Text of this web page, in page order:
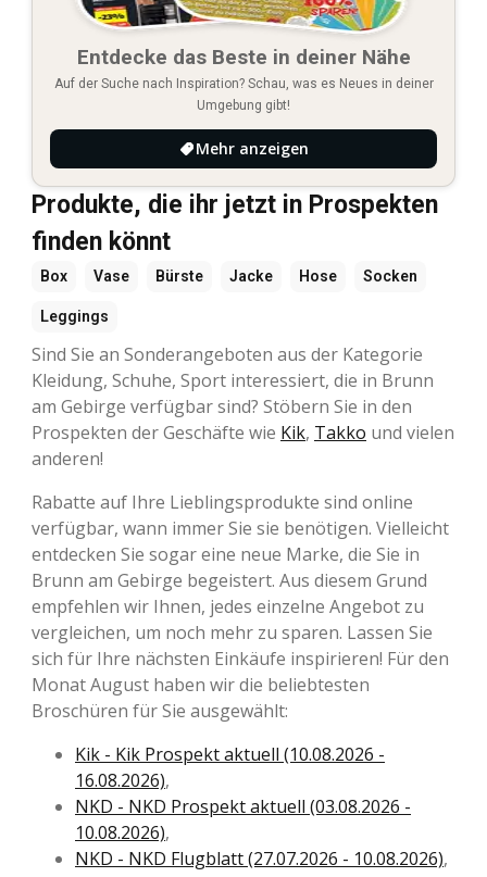
Entdecke das Beste in deiner Nähe
Auf der Suche nach Inspiration? Schau, was es Neues in deiner
Umgebung gibt!
Mehr anzeigen
Produkte, die ihr jetzt in Prospekten
finden könnt
Box Vase Bürste Jacke Hose Socken
Leggings
Sind Sie an Sonderangeboten aus der Kategorie
Kleidung, Schuhe, Sport interessiert, die in Brunn
am Gebirge verfügbar sind? Stöbern Sie in den
Prospekten der Geschäfte wie Kik, Takko und vielen
anderen!
Rabatte auf Ihre Lieblingsprodukte sind online
verfügbar, wann immer Sie sie benötigen. Vielleicht
entdecken Sie sogar eine neue Marke, die Sie in
Brunn am Gebirge begeistert. Aus diesem Grund
empfehlen wir Ihnen, jedes einzelne Angebot zu
vergleichen, um noch mehr zu sparen. Lassen Sie
sich für Ihre nächsten Einkäufe inspirieren! Für den
Monat August haben wir die beliebtesten
Broschüren für Sie ausgewählt:
Kik - Kik Prospekt aktuell (10.08.2026 -
16.08.2026),
NKD - NKD Prospekt aktuell (03.08.2026 -
10.08.2026),
NKD - NKD Flugblatt (27.07.2026 - 10.08.2026),